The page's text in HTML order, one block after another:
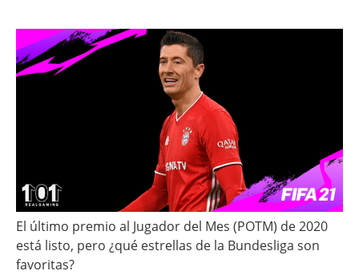
El último premio al Jugador del Mes (POTM) de 2020
está listo, pero ¿qué estrellas de la Bundesliga son
favoritas?